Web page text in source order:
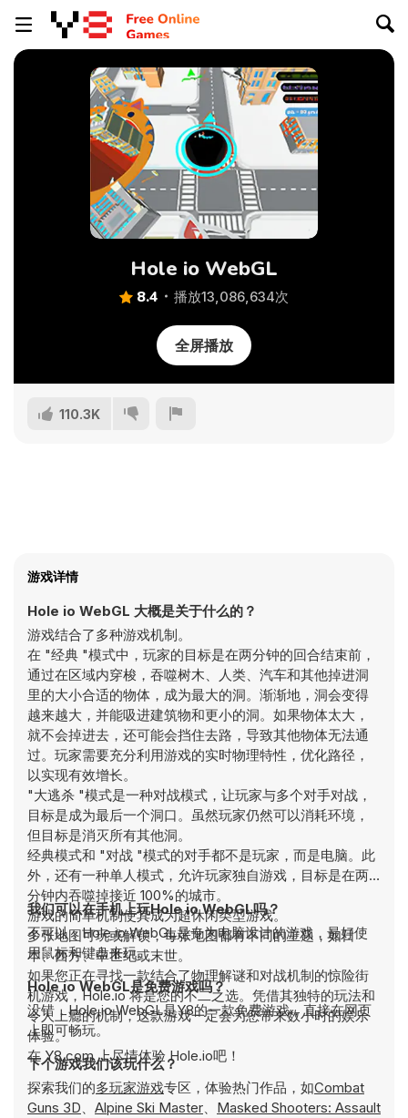
Hole io WebGL
8.4 播放13,086,634次
全屏播放
110.3K
游戏详情
Hole io WebGL 大概是关于什么的？
游戏结合了多种游戏机制。
在 "经典 "模式中，玩家的目标是在两分钟的回合结束前，
通过在区域内穿梭，吞噬树木、人类、汽车和其他掉进洞
里的大小合适的物体，成为最大的洞。渐渐地，洞会变得
越来越大，并能吸进建筑物和更小的洞。如果物体太大，
就不会掉进去，还可能会挡住去路，导致其他物体无法通
过。玩家需要充分利用游戏的实时物理特性，优化路径，
以实现有效增长。
"大逃杀 "模式是一种对战模式，让玩家与多个对手对战，
目标是成为最后一个洞口。虽然玩家仍然可以消耗环境，
但目标是消灭所有其他洞。
经典模式和 "对战 "模式的对手都不是玩家，而是电脑。此
外，还有一种单人模式，允许玩家独自游戏，目标是在两
分钟内吞噬掉接近 100%的城市。
游戏的简单机制使其成为超休闲类型游戏。
多张地图可玩或解锁，每张地图都有不同的主题，如日
本、西方、中世纪或末世。
如果您正在寻找一款结合了物理解谜和对战机制的惊险街
机游戏，Hole.io 将是您的不二之选。凭借其独特的玩法和
令人上瘾的机制，这款游戏一定会为您带来数小时的娱乐
体验。
在 Y8.com 上尽情体验 Hole.io吧！
我们可以在手机上玩Hole io WebGL吗？
不可以，Hole io WebGL是专为电脑设计的游戏，最好使
用鼠标和键盘来玩。
Hole io WebGL是免费游戏吗？
没错，Hole io WebGL是Y8的一款免费游戏，直接在网页
上即可畅玩。
下个游戏我们该玩什么？
探索我们的多玩家游戏专区，体验热门作品，如Combat
Guns 3D、 Alpine Ski Master、 Masked Shooters: Assault